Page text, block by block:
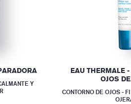
Y
EAU THERMALE
OJOS
CONTORNO DE OJOS -